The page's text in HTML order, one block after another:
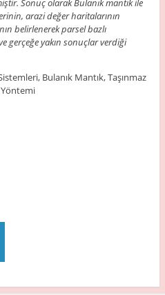
Sonuç olarak Bulanık mantık ile
arazi değer haritalarının
belirlenerek parsel bazlı
gerçeğe yakın sonuçlar verdiği
Bulanık Mantık, Taşınmaz